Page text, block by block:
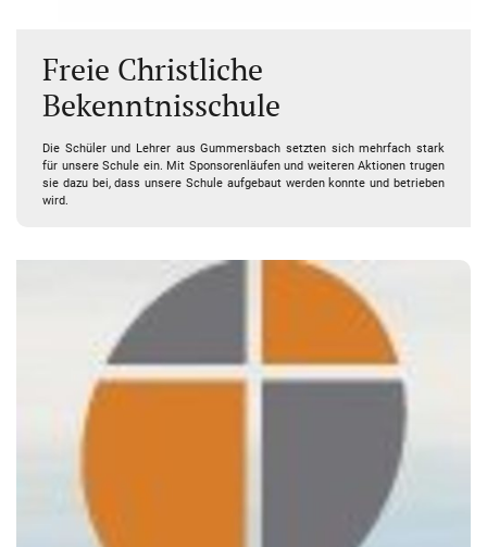
Freie Christliche
Bekenntnisschule
Die Schüler und Lehrer aus Gummersbach setzten sich mehrfach stark
für unsere Schule ein. Mit Sponsorenläufen und weiteren Aktionen trugen
sie dazu bei, dass unsere Schule aufgebaut werden konnte und betrieben
wird.